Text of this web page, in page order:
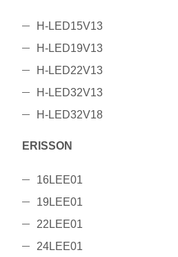
H-LED15V13
H-LED19V13
H-LED22V13
H-LED32V13
H-LED32V18
ERISSON
16LEE01
19LEE01
22LEE01
24LEE01